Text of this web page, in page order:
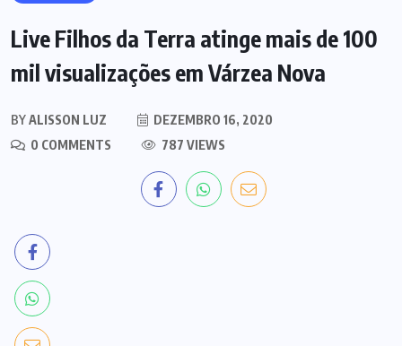
Live Filhos da Terra atinge mais de 100
mil visualizações em Várzea Nova
BYALISSON LUZ
DEZEMBRO 16, 2020
0 COMMENTS
787 VIEWS